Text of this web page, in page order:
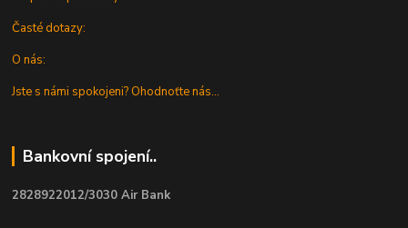
Časté dotazy:
O nás:
Jste s námi spokojeni? Ohodnoťte nás...
Bankovní spojení..
2828922012/3030 Air Bank